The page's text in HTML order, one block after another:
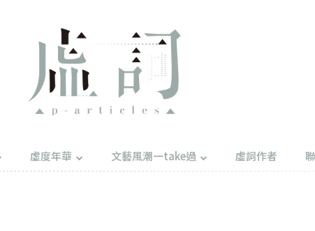
虛度年華 文藝風潮一take過 虛詞作者